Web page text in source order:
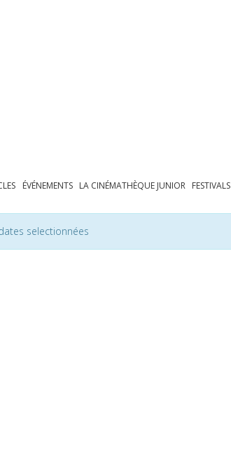
ÉVÉNEMENTS LA CINÉMATHÈQUE JUNIOR FESTIVALS
selectionnées